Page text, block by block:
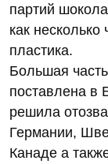
партий
как
пластика.
Большая
поставлена в
решила
Германии,
Канаде а